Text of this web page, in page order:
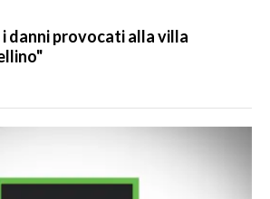
i danni provocati alla villa